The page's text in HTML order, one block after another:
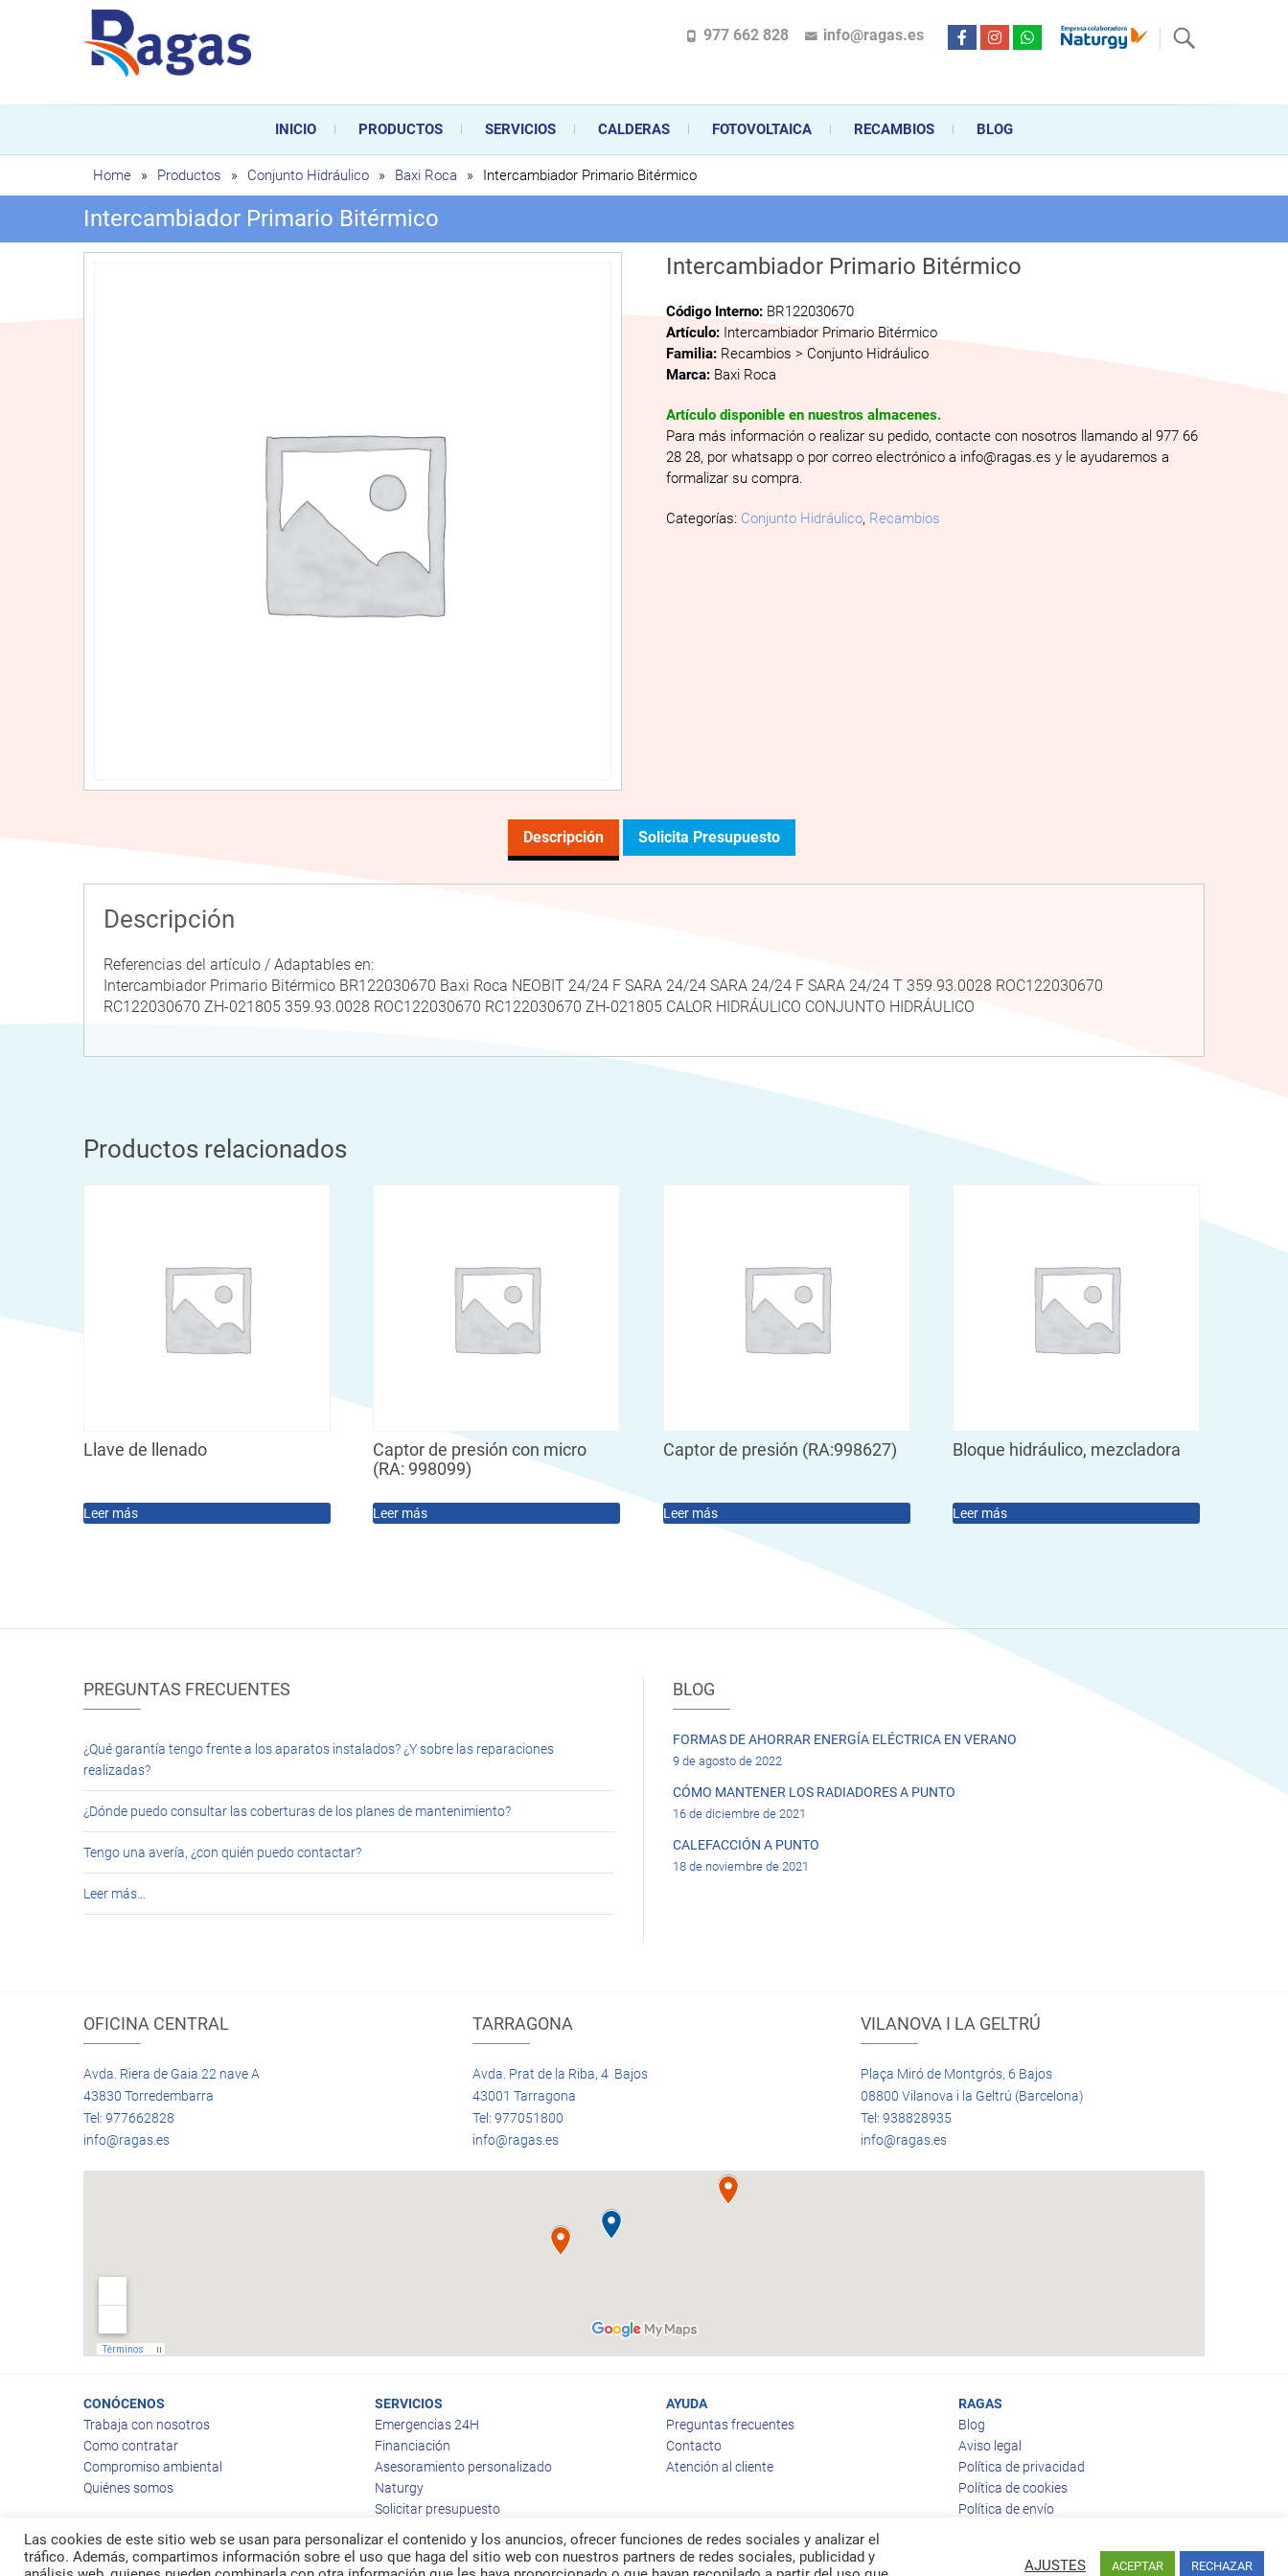
Ragas
Ragas S.L es una empresa especializada en la instalación, comercialización y mantenimiento de gas y electricidad desde hace más de 20 años . Acompañamos al cliente
durante toda la vida útil de sus aparatos de gas, climatización o electrodomésticos, desde el asesoramiento personalizado en la venta, montaje y reparación, hasta la
977 662 828 info@ragas.es
INICIO PRODUCTOS SERVICIOS CALDERAS FOTOVOLTAICA RECAMBIOS BLOG
Home » Productos » Conjunto Hidráulico » Baxi Roca » Intercambiador Primario Bitérmico
Intercambiador Primario Bitérmico
Intercambiador Primario Bitérmico
Código Interno: BR122030670
Artículo: Intercambiador Primario Bitérmico
Familia: Recambios > Conjunto Hidráulico
Marca: Baxi Roca
Artículo disponible en nuestros almacenes.
Para más información o realizar su pedido, contacte con nosotros llamando al 977 66
28 28, por whatsapp o por correo electrónico a info@ragas.es y le ayudaremos a
formalizar su compra.
Categorías: Conjunto Hidráulico, Recambios
Descripción Solicita Presupuesto
Descripción
Referencias del artículo / Adaptables en:
Intercambiador Primario Bitérmico BR122030670 Baxi Roca NEOBIT 24/24 F SARA 24/24 SARA 24/24 F SARA 24/24 T 359.93.0028 ROC122030670
RC122030670 ZH-021805 359.93.0028 ROC122030670 RC122030670 ZH-021805 CALOR HIDRÁULICO CONJUNTO HIDRÁULICO
Productos relacionados
Llave de llenado
Leer más
Captor de presión con micro
(RA: 998099)
Leer más
Captor de presión (RA:998627)
Leer más
Bloque hidráulico, mezcladora
Leer más
PREGUNTAS FRECUENTES
¿Qué garantía tengo frente a los aparatos instalados? ¿Y sobre las reparaciones
realizadas?
¿Dónde puedo consultar las coberturas de los planes de mantenimiento?
Tengo una avería, ¿con quién puedo contactar?
Leer más…
BLOG
FORMAS DE AHORRAR ENERGÍA ELÉCTRICA EN VERANO
9 de agosto de 2022
CÓMO MANTENER LOS RADIADORES A PUNTO
16 de diciembre de 2021
CALEFACCIÓN A PUNTO
18 de noviembre de 2021
OFICINA CENTRAL
Avda. Riera de Gaia 22 nave A
43830 Torredembarra
Tel: 977662828
info@ragas.es
TARRAGONA
Avda. Prat de la Riba, 4 Bajos
43001 Tarragona
Tel: 977051800
info@ragas.es
VILANOVA I LA GELTRÚ
Plaça Miró de Montgrós, 6 Bajos
08800 Vilanova i la Geltrú (Barcelona)
Tel: 938828935
info@ragas.es
CONÓCENOS
Trabaja con nosotros
Como contratar
Compromiso ambiental
Quiénes somos
SERVICIOS
Emergencias 24H
Financiación
Asesoramiento personalizado
Naturgy
Solicitar presupuesto
AYUDA
Preguntas frecuentes
Contacto
Atención al cliente
RAGAS
Blog
Aviso legal
Política de privacidad
Política de cookies
Política de envío
Las cookies de este sitio web se usan para personalizar el contenido y los anuncios, ofrecer funciones de redes sociales y analizar el
tráfico. Además, compartimos información sobre el uso que haga del sitio web con nuestros partners de redes sociales, publicidad y
AJUSTES ACEPTAR RECHAZAR